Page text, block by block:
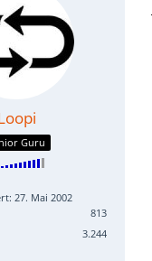
Guru
27. Mai 2002
813
3.244